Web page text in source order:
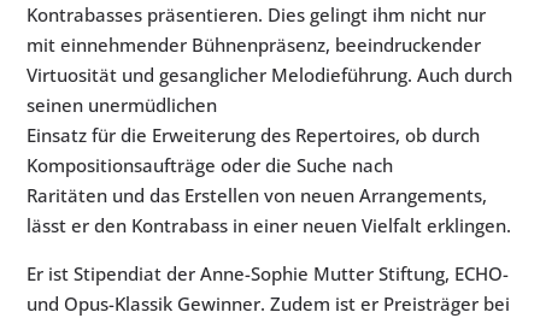
Kontrabasses präsentieren. Dies gelingt ihm nicht nur
mit einnehmender Bühnenpräsenz, beeindruckender
Virtuosität und gesanglicher Melodieführung. Auch durch
seinen unermüdlichen
Einsatz für die Erweiterung des Repertoires, ob durch
Kompositionsaufträge oder die Suche nach
Raritäten und das Erstellen von neuen Arrangements,
lässt er den Kontrabass in einer neuen Vielfalt erklingen.
Er ist Stipendiat der Anne-Sophie Mutter Stiftung, ECHO-
und Opus-Klassik Gewinner. Zudem ist er Preisträger bei